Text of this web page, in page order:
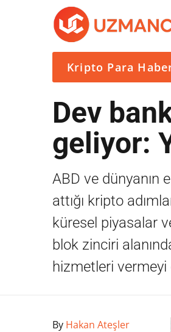
Kripto Para
Dev
geliyor:
ABD ve dünyanın
attığı kripto
küresel piyasalar
blok zinciri
hizmetleri
By Hakan Ateşler